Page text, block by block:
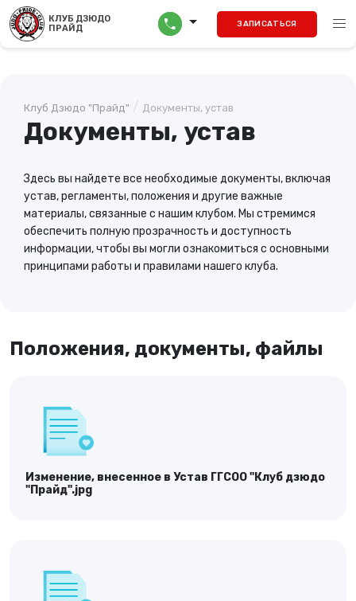
КЛУБ ДЗЮДО
ПРАЙД
call ЗАПИСАТЬСЯ menu
Клуб Дзюдо "Прайд" / Документы, устав
Документы, устав
Здесь вы найдете все необходимые документы, включая
устав, регламенты, положения и другие важные
материалы, связанные с нашим клубом. Мы стремимся
обеспечить полную прозрачность и доступность
информации, чтобы вы могли ознакомиться с основными
принципами работы и правилами нашего клуба.
Положения, документы, файлы
Изменение, внесенное в Устав ГГСОО "Клуб дзюдо
"Прайд".jpg